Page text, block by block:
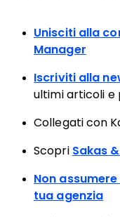
Unisciti alla
Manager
Iscriviti alla
ultimi articoli e
Collegati con
Scopri Sakas
Non
tua agenzia